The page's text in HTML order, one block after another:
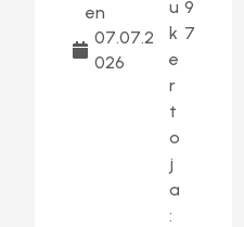
en
07.07.2
026
u
k
e
r
t
o
j
a
:
9
7